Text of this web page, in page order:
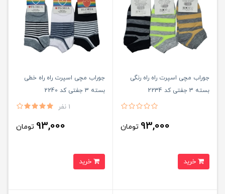
جوراب مچی اسپرت راه راه رنگی
بسته 3 جفتی کد 2234
93,000 تومان
جوراب مچی اسپرت راه راه خطی
بسته 3 جفتی کد 2240
1 نفر
93,000 تومان